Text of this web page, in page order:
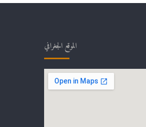
الموقع الجغرافي